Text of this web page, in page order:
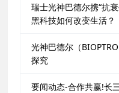
瑞士光神巴德尔携“抗
黑科技如何改变生活？
光神巴德尔（
探究
要闻动态-合作共赢!长